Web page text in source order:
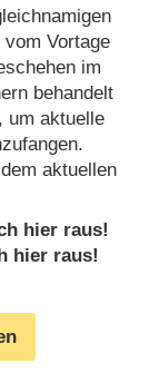
vom Vortage
im
behandelt
um aktuelle
aktuellen
hier raus!
hier raus!